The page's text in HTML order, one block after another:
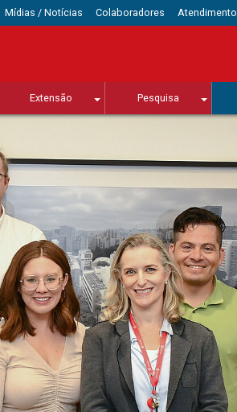
Mídias / Notícias Colaboradores Atendimento
Extensão Pesquisa